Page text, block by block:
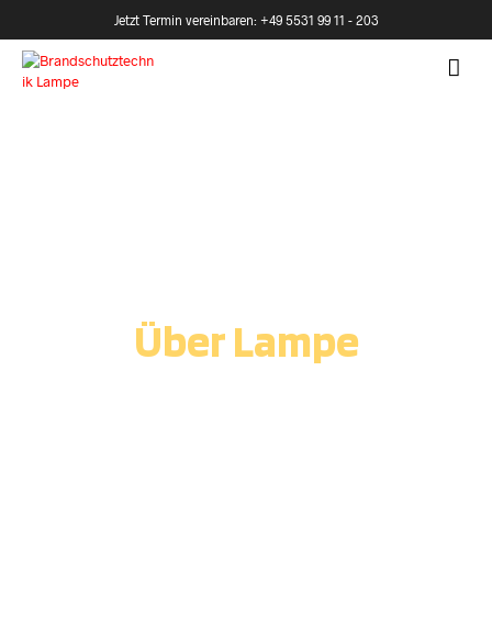
Jetzt Termin vereinbaren: +49 5531 99 11 - 203
Über Lampe